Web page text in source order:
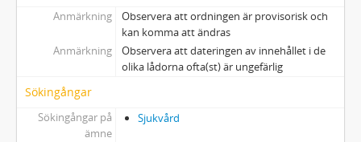
Anmärkning
Observera att ordningen är provisorisk och
kan komma att ändras
Anmärkning
Observera att dateringen av innehållet i de
olika lådorna ofta(st) är ungefärlig
Sökingångar
Sökingångar på
ämne
Sjukvård